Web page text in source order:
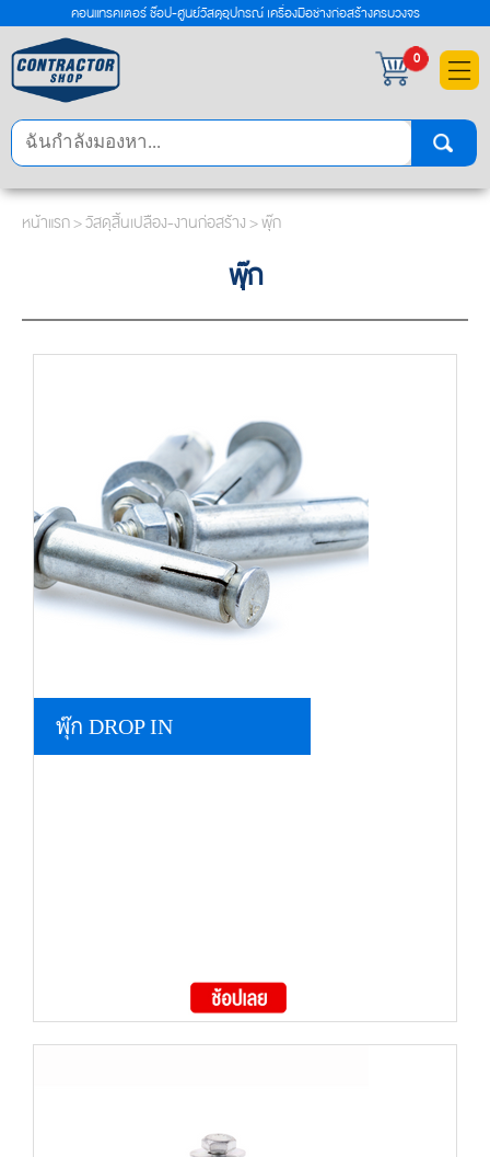
×
คอนแทรคเตอร์ ช๊อป-ศูนย์วัสดุอุปกรณ์ เครื่องมือช่างก่อสร้างครบวงจร
0
หน้าแรก>วัสดุสิ้นเปลือง-งานก่อสร้าง>พุ๊ก
พุ๊ก
พุ๊ก DROP IN